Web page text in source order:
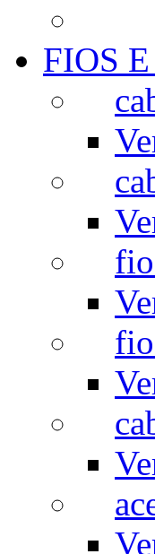
FIOS